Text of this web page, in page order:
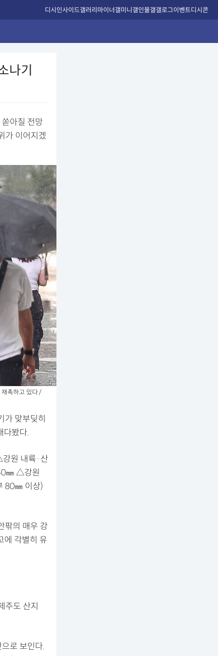
디시인사이드갤러리마이너갤미니갤인물갤갤로그이벤트디시콘
나기
아질 전망
가 이어지겠
촉하고 있다 /
가 맞부딪히
다봤다.
원 내륙·산
㎜ △강원
80㎜ 이상)
팎의 매우 강
에 각별히 유
도 산지
로 보인다.